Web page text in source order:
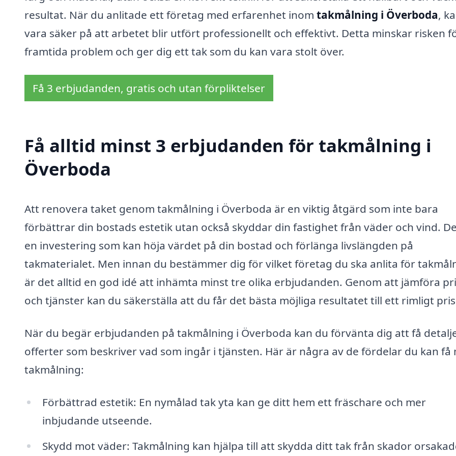
resultat. När du anlitade ett företag med erfarenhet inom takmålning i Överboda,
vara säker på att arbetet blir utfört professionellt och effektivt. Detta minskar risken
framtida problem och ger dig ett tak som du kan vara stolt över.
Få 3 erbjudanden, gratis och utan förpliktelser
Få alltid minst 3 erbjudanden för takmålning i
Överboda
Att renovera taket genom takmålning i Överboda är en viktig åtgärd som inte bara
förbättrar din bostads estetik utan också skyddar din fastighet från väder och vind.
en investering som kan höja värdet på din bostad och förlänga livslängden på
takmaterialet. Men innan du bestämmer dig för vilket företag du ska anlita för
är det alltid en god idé att inhämta minst tre olika erbjudanden. Genom att jämföra
och tjänster kan du säkerställa att du får det bästa möjliga resultatet till ett rimligt
När du begär erbjudanden på takmålning i Överboda kan du förvänta dig att få
offerter som beskriver vad som ingår i tjänsten. Här är några av de fördelar du kan få
takmålning:
Förbättrad estetik: En nymålad tak yta kan ge ditt hem ett fräschare och mer
inbjudande utseende.
Skydd mot väder: Takmålning kan hjälpa till att skydda ditt tak från skador